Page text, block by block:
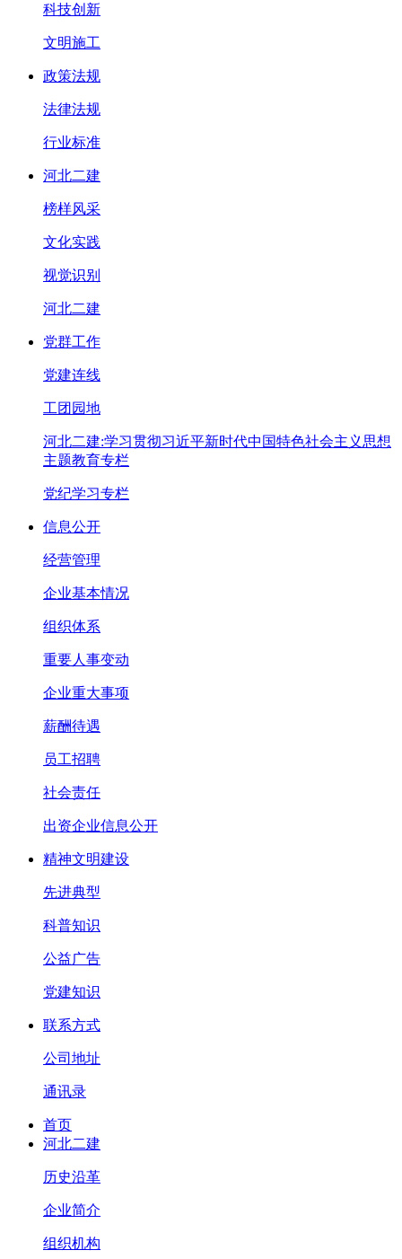
科技创新
文明施工
政策法规
法律法规
行业标准
河北二建
榜样风采
文化实践
视觉识别
河北二建
党群工作
党建连线
工团园地
河北二建:学习贯彻习近平新时代中国特色社会主义思想
主题教育专栏
党纪学习专栏
信息公开
经营管理
企业基本情况
组织体系
重要人事变动
企业重大事项
薪酬待遇
员工招聘
社会责任
出资企业信息公开
精神文明建设
先进典型
科普知识
公益广告
党建知识
联系方式
公司地址
通讯录
首页
河北二建
历史沿革
企业简介
组织机构